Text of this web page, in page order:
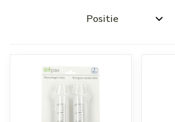
Sorteer op: